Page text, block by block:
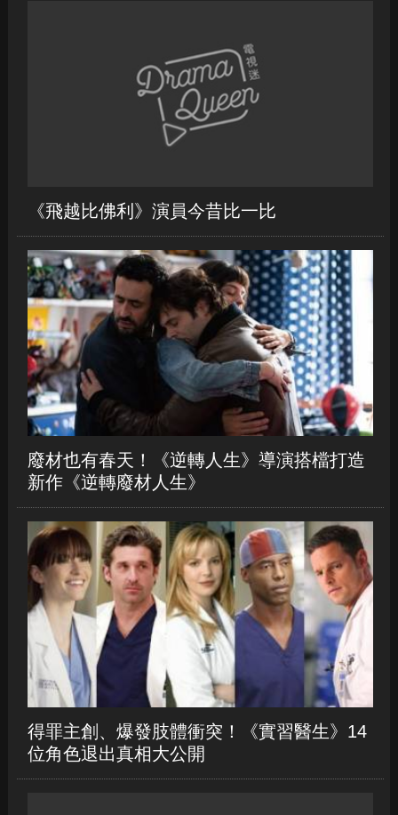
尺度直逼A片！19禁限制級性愛韓劇《觸G
核心》11大看點
《飛越比佛利》演員今昔比一比
廢材也有春天！《逆轉人生》導演搭檔打造
新作《逆轉廢材人生》